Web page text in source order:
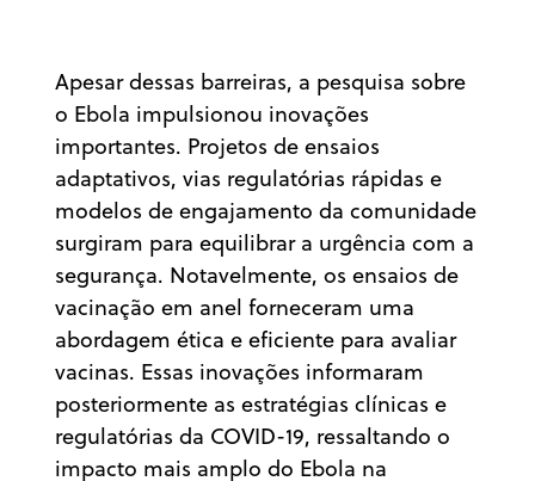
Apesar dessas barreiras, a pesquisa sobre
o Ebola impulsionou inovações
importantes. Projetos de ensaios
adaptativos, vias regulatórias rápidas e
modelos de engajamento da comunidade
surgiram para equilibrar a urgência com a
segurança. Notavelmente, os ensaios de
vacinação em anel forneceram uma
abordagem ética e eficiente para avaliar
vacinas. Essas inovações informaram
posteriormente as estratégias clínicas e
regulatórias da COVID-19, ressaltando o
impacto mais amplo do Ebola na